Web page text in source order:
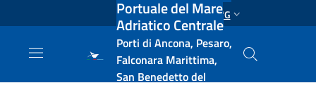
Salta al contenuto principale ENG
Portuale del Mare
Adriatico Centrale
Porti di Ancona, Pesaro,
Falconara Marittima,
San Benedetto del